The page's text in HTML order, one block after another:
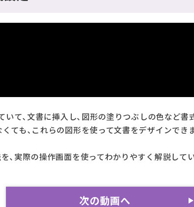
て、文書に挿入し、図形の塗りつぶしの色など書
ても、これらの図形を使って文書をデザインでき
、実際の操作画面を使ってわかりやすく解説して
次の動画へ